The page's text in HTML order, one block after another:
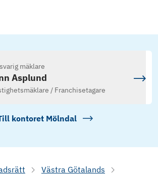
mäklare
Asplund
/ Franchisetagare
kontoret Mölndal
Västra Götalands